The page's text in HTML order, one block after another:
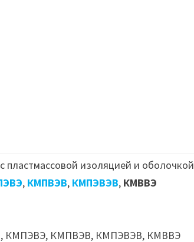
пластмассовой изоляцией и оболочкой
, КМПВЭВ, КМПЭВЭВ, КМВВЭ